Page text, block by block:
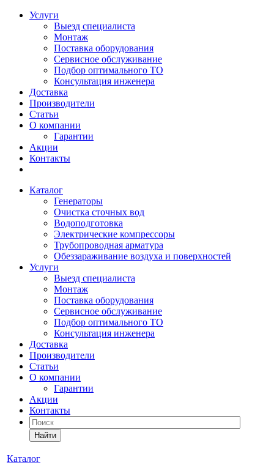
Услуги
Выезд специалиста
Монтаж
Поставка оборудования
Сервисное обслуживание
Подбор оптимального ТО
Консультация инженера
Доставка
Производители
Статьи
О компании
Гарантии
Акции
Контакты
Каталог
Генераторы
Очистка сточных вод
Водоподготовка
Электрические компрессоры
Трубопроводная арматура
Обеззараживание воздуха и поверхностей
Услуги
Выезд специалиста
Монтаж
Поставка оборудования
Сервисное обслуживание
Подбор оптимального ТО
Консультация инженера
Доставка
Производители
Статьи
О компании
Гарантии
Акции
Контакты
Найти
Каталог